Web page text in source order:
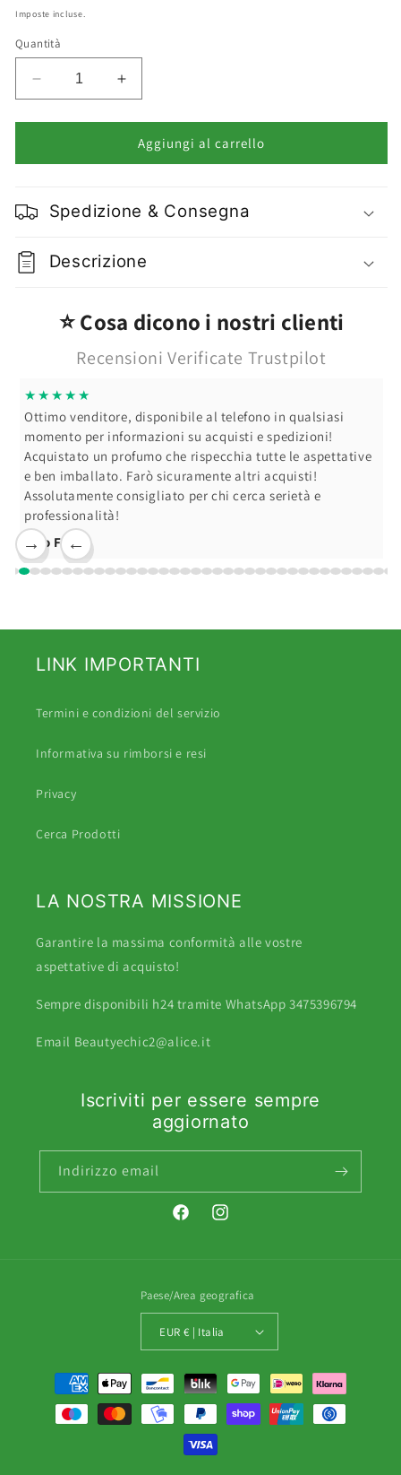
di
Imposte incluse.
Quantità
Diminuisci
quantità
per
Pennello
Illuminanti
Aumenta
quantità
per
Kost
Pennello
Illuminanti
Aggiungi al carrello
Spedizione & Consegna
Descrizione
⭐ Cosa dicono i nostri clienti
Recensioni Verificate Trustpilot
←
→
★★★★★
Ottimo venditore, disponibile al telefono in qualsiasi
momento per informazioni su acquisti e spedizioni!
Acquistato un profumo che rispecchia tutte le aspettative
e ben imballato. Farò sicuramente altri acquisti!
Assolutamente consigliato per chi cerca serietà e
professionalità!
Ciro F.
LINK IMPORTANTI
Termini e condizioni del servizio
Informativa su rimborsi e resi
Privacy
Cerca Prodotti
LA NOSTRA MISSIONE
Garantire la massima conformità alle vostre
aspettative di acquisto!
Sempre disponibili h24 tramite WhatsApp 3475396794
Email Beautyechic2@alice.it
Iscriviti per essere sempre
aggiornato
Indirizzo email
FacebookInstagram
Paese/Area geografica
EUR € | Italia
Metodi
pagamento